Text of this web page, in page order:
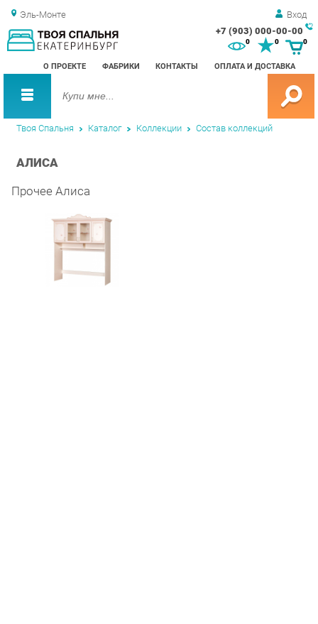
Эль-Монте Вход
+7 (903) 000-00-00
О ПРОЕКТЕ ФАБРИКИ КОНТАКТЫ ОПЛАТА И ДОСТАВКА
0 0
Твоя Спальня Каталог Коллекции Состав коллекций
АЛИСА
Прочее Алиса